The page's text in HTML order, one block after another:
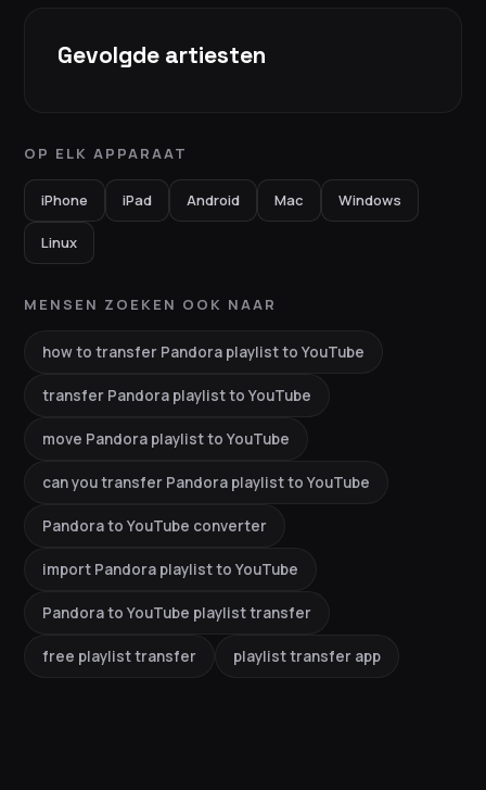
Gevolgde artiesten
OP ELK APPARAAT
iPhone iPad Android Mac Windows
Linux
MENSEN ZOEKEN OOK NAAR
how to transfer Pandora playlist to YouTube
transfer Pandora playlist to YouTube
move Pandora playlist to YouTube
can you transfer Pandora playlist to YouTube
Pandora to YouTube converter
import Pandora playlist to YouTube
Pandora to YouTube playlist transfer
free playlist transfer playlist transfer app